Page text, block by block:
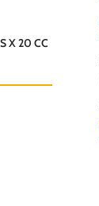
X 20 CC